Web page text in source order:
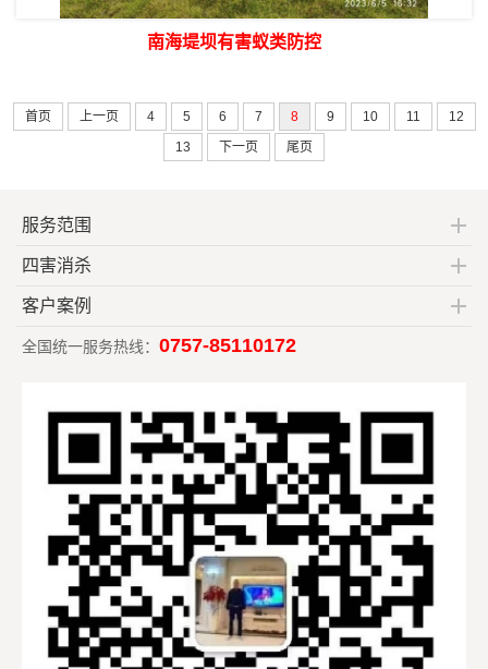
南海堤坝有害蚁类防控
首页 上一页 4 5 6 7 8 9 10 11
12
13
下一页 尾页
服务范围
四害消杀
客户案例
全国统一服务热线： 0757-85110172